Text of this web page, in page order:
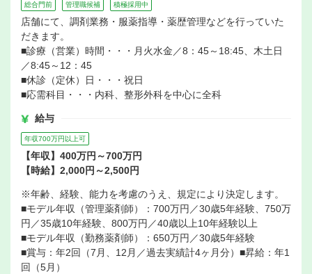
総合門前 管理職候補 積極採用中
店舗にて、調剤業務・服薬指導・薬歴管理などを行っていた
だきます。
■診療（営業）時間・・・月火水金／8：45～18:45、木土日
／8:45～12：45
■休診（定休）日・・・祝日
■応需科目・・・内科、整形外科を中心に全科
給与
年収700万円以上可
【年収】400万円～700万円
【時給】2,000円～2,500円
※年齢、経験、能力を考慮のうえ、規定により決定します。
■モデル年収（管理薬剤師）：700万円／30歳5年経験、750万
円／35歳10年経験、800万円／40歳以上10年経験以上
■モデル年収（勤務薬剤師）：650万円／30歳5年経験
■賞与：年2回（7月、12月／過去実績計4ヶ月分）■昇給：年1
回（5月）